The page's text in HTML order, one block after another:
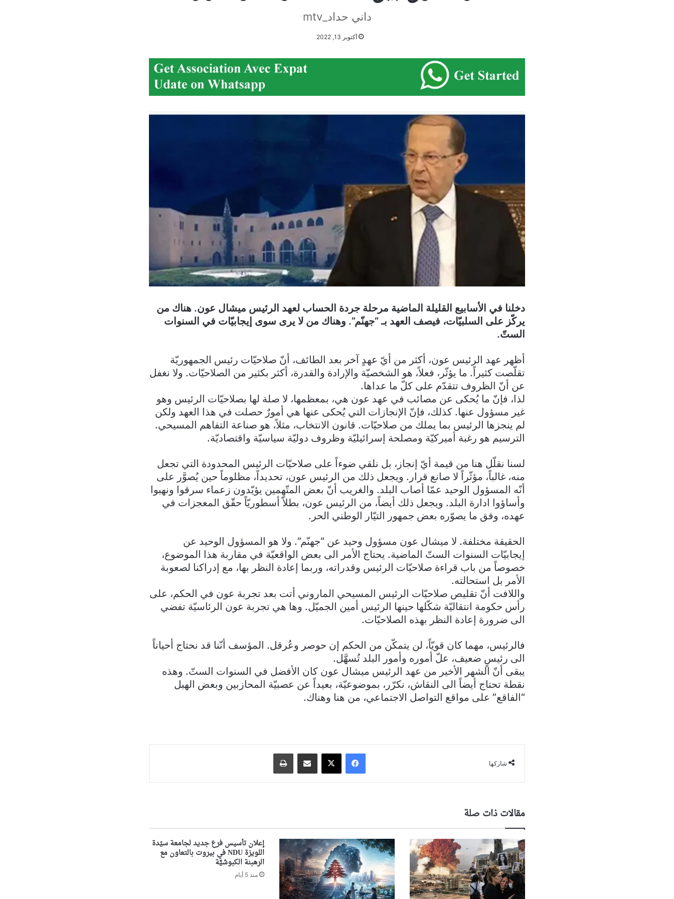
داني حداد_mtv
أكتوبر 13, 2022
دخلنا في الأسابيع القليلة الماضية مرحلة جردة الحساب لعهد الرئيس ميشال عون. هناك من
يركّز على السلبيّات، فيصف العهد بـ “جهنّم”. وهناك من لا يرى سوى إيجابيّات في السنوات
الستّ.
أظهر عهد الرئيس عون، أكثر من أيّ عهدٍ آخر بعد الطائف، أنّ صلاحيّات رئيس الجمهوريّة
تقلّصت كثيراً. ما يؤثّر، فعلاً، هو الشخصيّة والإرادة والقدرة، أكثر بكثير من الصلاحيّات. ولا نغفل
عن أنّ الظروف تتقدّم على كلّ ما عداها.
لذا، فإنّ ما يُحكى عن مصائب في عهد عون هي، بمعظمها، لا صلة لها بصلاحيّات الرئيس وهو
غير مسؤول عنها. كذلك، فإنّ الإنجازات التي يُحكى عنها هي أمورٌ حصلت في هذا العهد ولكن
لم ينجزها الرئيس بما يملك من صلاحيّات. قانون الانتخاب، مثلاً، هو صناعة التفاهم المسيحي.
الترسيم هو رغبة أميركيّة ومصلحة إسرائيليّة وظروف دوليّة سياسيّة واقتصاديّة.
لسنا نقلّل هنا من قيمة أيّ إنجاز، بل نلقي ضوءاً على صلاحيّات الرئيس المحدودة التي تجعل
منه، غالباً، مؤثّراً لا صانع قرار. ويجعل ذلك من الرئيس عون، تحديداً، مظلوماً حين يُصوَّر على
أنّه المسؤول الوحيد عمّا أصاب البلد. والغريب أنّ بعض المتّهِمين يؤيّدون زعماء سرقوا ونهبوا
وأساؤوا ادارة البلد. ويجعل ذلك أيضاً، من الرئيس عون، بطلاً أسطوريّاً حقّق المعجزات في
عهده، وفق ما يصوّره بعض جمهور التيّار الوطني الحر.
الحقيقة مختلفة. لا ميشال عون مسؤول وحيد عن “جهنّم”. ولا هو المسؤول الوحيد عن
إيجابيّات السنوات الستّ الماضية. يحتاج الأمر الى بعض الواقعيّة في مقاربة هذا الموضوع،
خصوصاً من باب قراءة صلاحيّات الرئيس وقدراته، وربما إعادة النظر بها، مع إدراكنا لصعوبة
الأمر بل استحالته.
واللافت أنّ تقليص صلاحيّات الرئيس المسيحي الماروني أتت بعد تجربة عون في الحكم، على
رأس حكومة انتقاليّة شكّلها حينها الرئيس أمين الجميّل. وها هي تجربة عون الرئاسيّة تفضي
الى ضرورة إعادة النظر بهذه الصلاحيّات.
فالرئيس، مهما كان قويّاً، لن يتمكّن من الحكم إن حوصر وعُرقل. المؤسف أنّنا قد نحتاج أحياناً
الى رئيسٍ ضعيف، علّ أموره وأمور البلد تُسهَّل.
يبقى أنّ الشهر الأخير من عهد الرئيس ميشال عون كان الأفضل في السنوات الستّ. وهذه
نقطة تحتاج أيضاً الى النقاش، نكرّر، بموضوعيّة، بعيداً عن عصبيّة المحازبين وبعض الهبل
“الفاقع” على مواقع التواصل الاجتماعي، من هنا وهناك.
شاركها
فيسبوك ‫X مشاركة عبر البريد طباعة
مقالات ذات صلة
إعلان تأسيس فرع جديد لجامعة سيّدة
اللويزة NDU في بيروت بالتعاون مع
الرهبنة الكبوشيَّة
منذ 5 أيام